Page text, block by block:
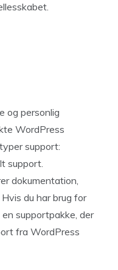
og personlig
WordPress
support:
support.
dokumentation,
du har brug for
supportpakke, der
fra WordPress